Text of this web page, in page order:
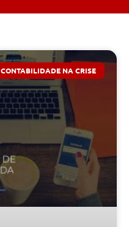
CONTABILIDADE NA CRISE